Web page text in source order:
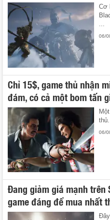
Cơ
...
06/
Chỉ 15$, game thủ nhận
đám, có cả một bom tấn
thủ.
06/
Đang giảm giá mạnh
game đáng để mua nhất